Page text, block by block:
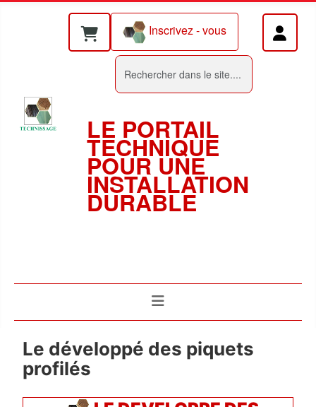
Inscrivez - vous
LE PORTAIL
TECHNIQUE
POUR UNE
INSTALLATION
DURABLE
Le développé des piquets
profilés